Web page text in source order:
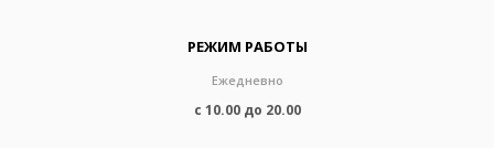
РЕЖИМ РАБОТЫ
Ежедневно
с 10.00 до 20.00